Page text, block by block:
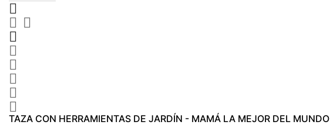

 






TAZA CON HERRAMIENTAS DE JARDÍN - MAMÁ LA MEJOR DEL MUNDO